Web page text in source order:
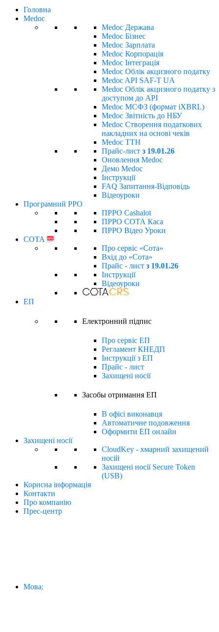
Головна
Medoc
Medoc Держава
Medoc Бізнес
Medoc Зарплата
Medoc Корпорація
Medoc Інтеграція
Medoc Облік акцизного податку
Medoc API SAF-T UA
Medoc Облік акцизного податку з
доступом до API
Medoc МСФЗ (формат іХBRL)
Medoc Звітність до НБУ
Medoc Створення податкових
накладних на основі чеків
Medoc ТТН
Прайс-лист з 19.01.26
Оновлення Medoc
Демо Medoc
Інструкції
FAQ Запитання-Відповідь
Відеоуроки
Програмний РРО
ПРРО Cashalot
ПРРО СОТА Каса
ПРРО Відео Уроки
СОТА
new
Про сервіс «Сота»
Вхід до «Сота»
Прайс - лист з 19.01.26
Інструкції
Відеоуроки
ЕП
Електронний підпиc
Про сервіс ЕП
Регламент КНЕДП
Інструкції з ЕП
Прайс - лист
Захищені носії
Засобы отримання ЕП
В офісі виконавця
Автоматичне подовження
Оформити ЕП онлайн
Захищені носії
CloudKey - хмарний захищений
носій
Захищені носії Secure Token
(USB)
Корисна інформація
Контакти
Про компанію
Прес-центр
Мова: